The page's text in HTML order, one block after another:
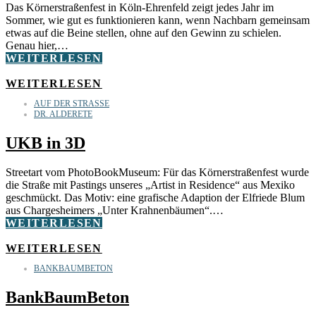
Das Körnerstraßenfest in Köln-Ehrenfeld zeigt jedes Jahr im
Sommer, wie gut es funktionieren kann, wenn Nachbarn gemeinsam
etwas auf die Beine stellen, ohne auf den Gewinn zu schielen.
Genau hier,…
WEITERLESEN
WEITERLESEN
AUF DER STRASSE
DR. ALDERETE
UKB in 3D
Streetart vom PhotoBookMuseum: Für das Körnerstraßenfest wurde
die Straße mit Pastings unseres „Artist in Residence“ aus Mexiko
geschmückt. Das Motiv: eine grafische Adaption der Elfriede Blum
aus Chargesheimers „Unter Krahnenbäumen“.…
WEITERLESEN
WEITERLESEN
BANKBAUMBETON
BankBaumBeton